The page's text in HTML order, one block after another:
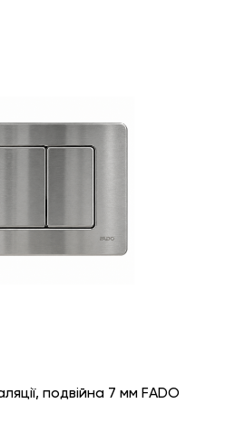
подвійна 7 мм FADO